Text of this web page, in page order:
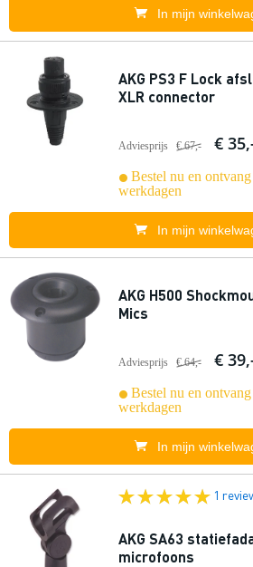
In mijn
AKG PS3 F Lock
XLR connector
Adviesprijs € 67,- €
Bestel nu en
werkdagen
In mijn
AKG H500
Mics
Adviesprijs € 64,- €
Bestel nu en
werkdagen
In mijn
1
AKG SA63
microfoons